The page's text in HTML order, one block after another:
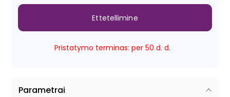
Pristatymo terminas: per 50 d. d.
Ettetellimine
Parametrai